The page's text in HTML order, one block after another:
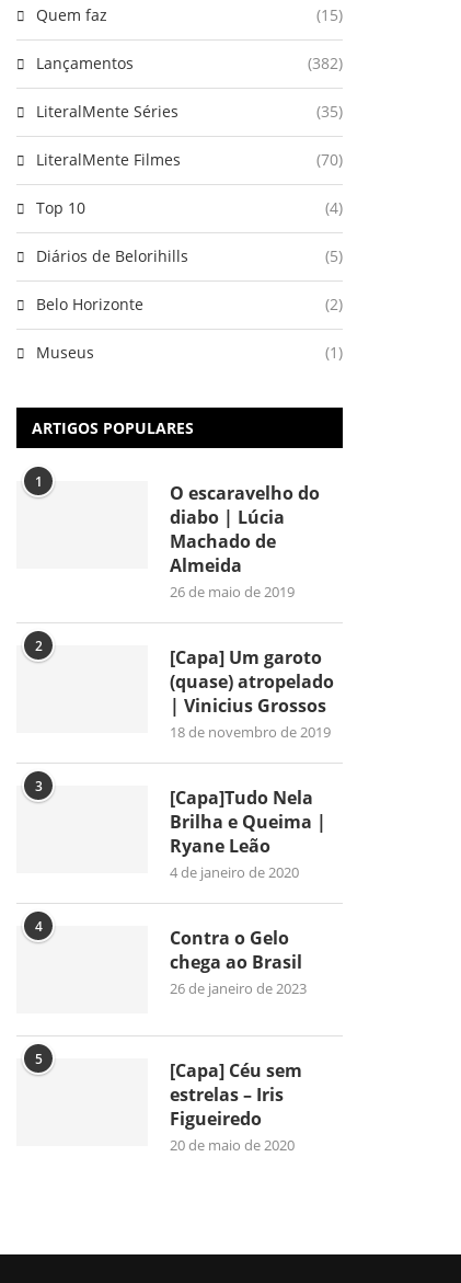
Quem faz (15)
Lançamentos (382)
LiteralMente Séries (35)
LiteralMente Filmes (70)
Top 10 (4)
Diários de Belorihills (5)
Belo Horizonte (2)
Museus (1)
ARTIGOS POPULARES
1
O escaravelho do
diabo | Lúcia
Machado de
Almeida
26 de maio de 2019
2
[Capa] Um garoto
(quase) atropelado
| Vinicius Grossos
18 de novembro de 2019
3
[Capa]Tudo Nela
Brilha e Queima |
Ryane Leão
4 de janeiro de 2020
4
Contra o Gelo
chega ao Brasil
26 de janeiro de 2023
5
[Capa] Céu sem
estrelas – Iris
Figueiredo
20 de maio de 2020